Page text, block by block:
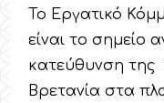
Το Εργατικό
είναι το
κατεύθυνση της
Βρετανία στα